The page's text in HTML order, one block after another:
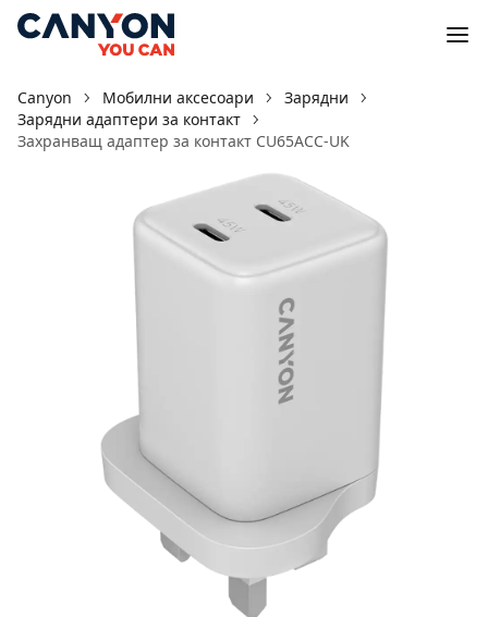
Canyon Мобилни аксесоари
Зарядни
Зарядни адаптери за контакт
Захранващ адаптер за контакт CU65ACC-UK